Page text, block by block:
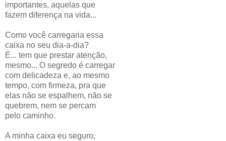
importantes, aquelas que
fazem diferença na vida...
Como você carregaria essa
caixa no seu dia-a-dia?
É... tem que prestar atenção,
mesmo... O segredo é carregar
com delicadeza e, ao mesmo
tempo, com firmeza, pra que
elas não se espalhem, não se
quebrem, nem se percam
pelo caminho.
A minha caixa eu seguro,